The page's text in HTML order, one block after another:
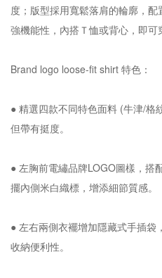
度；版型採用寬鬆落肩的輪廓，
強機能性，內搭Ｔ恤或背心，即可
Brand logo loose-fit shirt 特色：
● 精選四款不同特色面料 (牛津/格
但帶有挺度。
● 左胸前電繡品牌LOGO圖樣，搭
擺內側米白織標，增添細節質感。
● 左右兩側衣襬增加隱藏式手插
收納便利性。